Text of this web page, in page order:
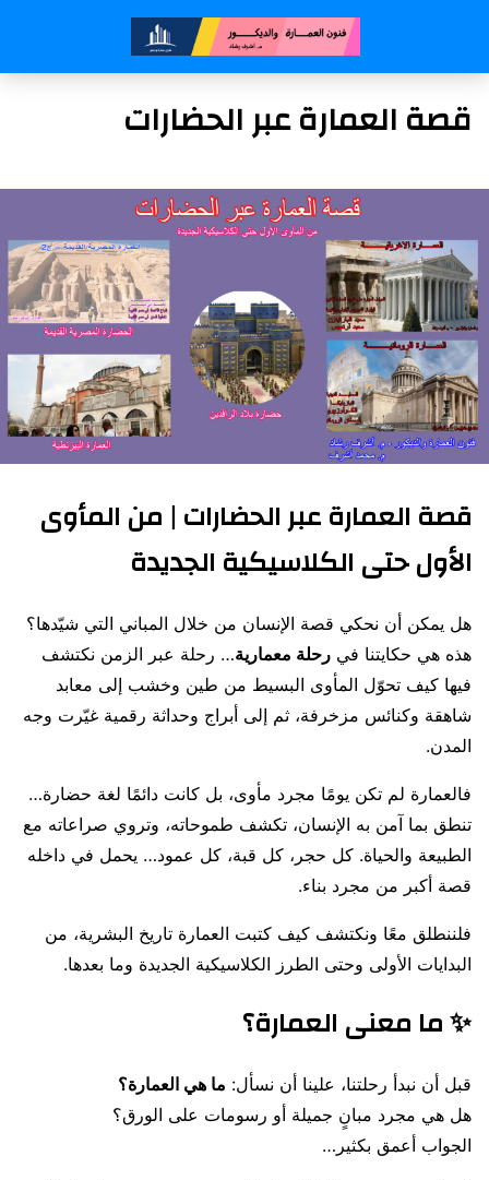
قصة العمارة عبر الحضارات
قصة العمارة عبر الحضارات | من المأوى
الأول حتى الكلاسيكية الجديدة
هل يمكن أن نحكي قصة الإنسان من خلال المباني التي شيّدها؟
هذه هي حكايتنا في رحلة معمارية… رحلة عبر الزمن نكتشف
فيها كيف تحوّل المأوى البسيط من طين وخشب إلى معابد
شاهقة وكنائس مزخرفة، ثم إلى أبراج وحداثة رقمية غيّرت وجه
المدن.
فالعمارة لم تكن يومًا مجرد مأوى، بل كانت دائمًا لغة حضارة…
تنطق بما آمن به الإنسان، تكشف طموحاته، وتروي صراعاته مع
الطبيعة والحياة. كل حجر، كل قبة، كل عمود… يحمل في داخله
قصة أكبر من مجرد بناء.
فلننطلق معًا ونكتشف كيف كتبت العمارة تاريخ البشرية، من
البدايات الأولى وحتى الطرز الكلاسيكية الجديدة وما بعدها.
✨ ما معنى العمارة؟
قبل أن نبدأ رحلتنا، علينا أن نسأل: ما هي العمارة؟
هل هي مجرد مبانٍ جميلة أو رسومات على الورق؟
الجواب أعمق بكثير…